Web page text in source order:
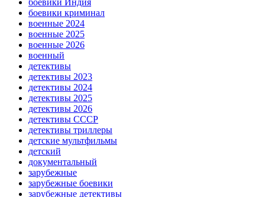
боевики Индия
боевики криминал
военные 2024
военные 2025
военные 2026
военный
детективы
детективы 2023
детективы 2024
детективы 2025
детективы 2026
детективы СССР
детективы триллеры
детские мультфильмы
детский
документальный
зарубежные
зарубежные боевики
зарубежные детективы